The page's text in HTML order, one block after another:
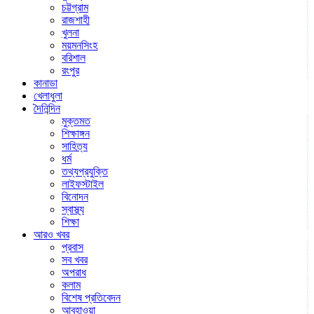
চট্টগ্রাম
রাজশাহী
খুলনা
ময়মনসিংহ
বরিশাল
রংপুর
কানাডা
খেলাধুলা
দৈনিন্দিন
মুক্তমত
শিক্ষাঙ্গন
সাহিত্য
ধর্ম
তথ্যপ্রযুক্তি
লাইফস্টাইল
বিনোদন
স্বাস্থ্য
শিক্ষা
আরও খবর
প্রবাস
সব খবর
অপরাধ
কলাম
বিশেষ প্রতিবেদন
আবহাওয়া